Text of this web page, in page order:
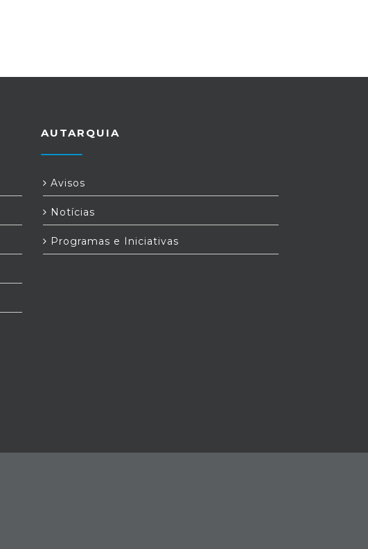
AUTARQUIA
Avisos
Notícias
Programas e Iniciativas